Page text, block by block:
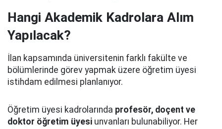
Hangi Akademik Kadrolara Alım
Yapılacak?
İlan kapsamında üniversitenin farklı fakülte ve
bölümlerinde görev yapmak üzere öğretim üyesi
istihdam edilmesi planlanıyor.
Öğretim üyesi kadrolarında profesör, doçent ve
doktor öğretim üyesi unvanları bulunabiliyor. Her